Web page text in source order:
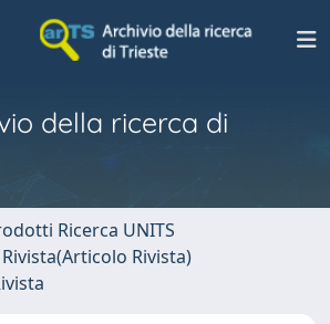
della ricerca di
Ricerca UNITS
Rivista)